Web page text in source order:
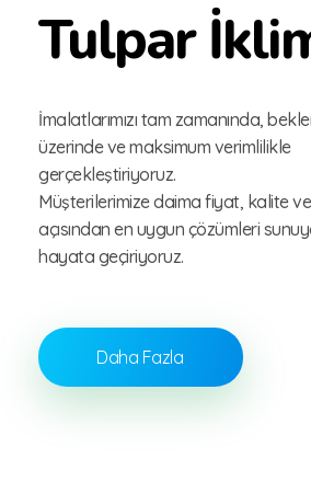
Tulpar
İmalatlarımızı tam zamanında,
üzerinde ve maksimum verimlilikle
gerçekleştiriyoruz.
Müşterilerimize daima fiyat, kalite
açısından en uygun çözümleri
hayata geçiriyoruz.
Daha Fazla